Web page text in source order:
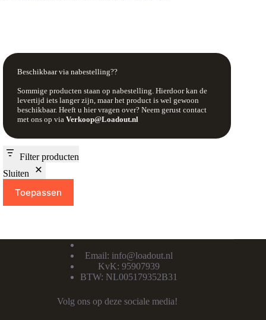
Beschikbaar via nabestelling??
Sommige producten staan op nabestelling. Hierdoor kan de
levertijd iets langer zijn, maar het product is wel gewoon
beschikbaar. Heeft u hier vragen over? Neem gerust contact
met ons op via Verkoop@Loadout.nl
Filter producten
Sluiten
Toepassen
Email: info@loadout.nl
KvK: 95907939
BTW: NL005179352B31
Volg ons op deze sociale media!